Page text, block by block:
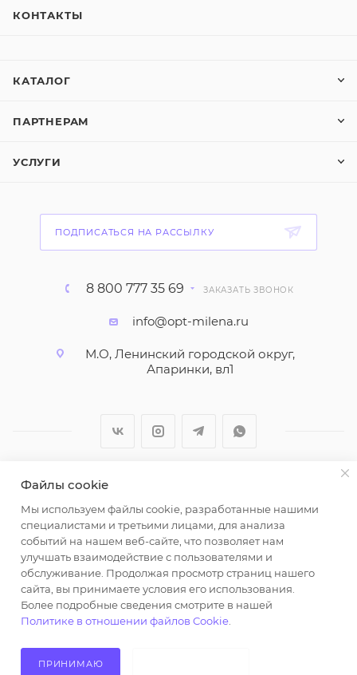
КОНТАКТЫ
КАТАЛОГ
ПАРТНЕРАМ
УСЛУГИ
ПОДПИСАТЬСЯ НА РАССЫЛКУ
8 800 777 35 69 ЗАКАЗАТЬ ЗВОНОК
info@opt-milena.ru
М.О, Ленинский городской округ,
Апаринки, вл1
2026 © ООО "Вайт Текстиль групп"
Любая информация на сайте носит справочный
характер и не является публичной офертой
определяемой положениями пункта 2 статьи 437
Гражданского кодекса Российской Федерации.
Использование любых материалов, опубликованных
на https://opt-milena.ru, допустимо только при
наличии письменного разрешения редакции и
активной ссылки на https://opt-milena.ru
Файлы cookie
Мы используем файлы cookie, разработанные нашими
специалистами и третьими лицами, для анализа
событий на нашем веб-сайте, что позволяет нам
улучшать взаимодействие с пользователями и
обслуживание. Продолжая просмотр страниц нашего
сайта, вы принимаете условия его использования.
Более подробные сведения смотрите в нашей
Политике в отношении файлов Cookie
ПРИНИМАЮ